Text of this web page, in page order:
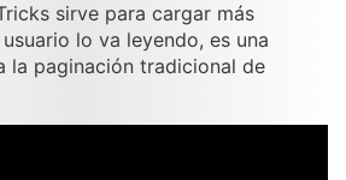
sirve para cargar más
lo va leyendo, es una
la paginación tradicional de